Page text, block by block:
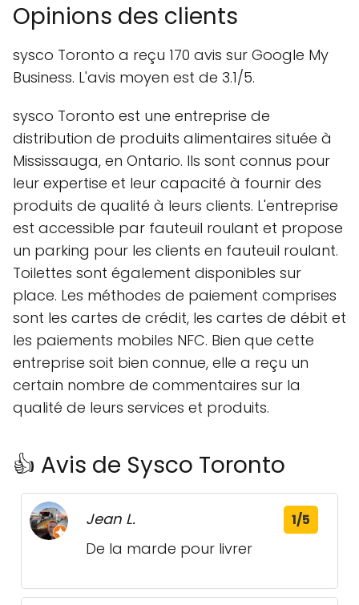
Opinions des clients
sysco Toronto a reçu 170 avis sur Google My
Business. L'avis moyen est de 3.1/5.
sysco Toronto est une entreprise de
distribution de produits alimentaires située à
Mississauga, en Ontario. Ils sont connus pour
leur expertise et leur capacité à fournir des
produits de qualité à leurs clients. L'entreprise
est accessible par fauteuil roulant et propose
un parking pour les clients en fauteuil roulant.
Toilettes sont également disponibles sur
place. Les méthodes de paiement comprises
sont les cartes de crédit, les cartes de débit et
les paiements mobiles NFC. Bien que cette
entreprise soit bien connue, elle a reçu un
certain nombre de commentaires sur la
qualité de leurs services et produits.
👍 Avis de Sysco Toronto
Jean L. 1/5
De la marde pour livrer